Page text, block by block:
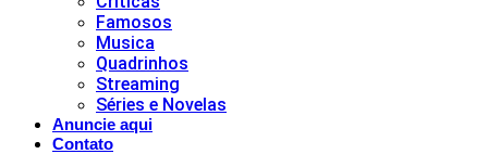
Famosos
Musica
Quadrinhos
Streaming
Séries e Novelas
Anuncie aqui
Contato